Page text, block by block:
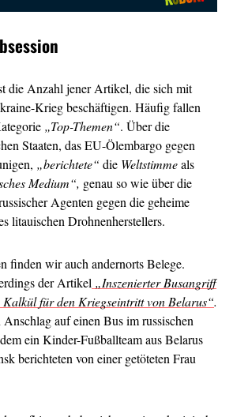
die Anzahl jener Artikel, die sich mit
Krieg beschäftigen. Häufig fallen
„Top-Themen“. Über die
Staaten, das EU-Ölembargo gegen
„berichtete“ die Weltstimmeals
Medium“, genau so wie über die
Agenten gegen die geheime
litauischen Drohnenherstellers.
finden wir auch andernorts Belege.
der Artikel „Inszenierter Busangriff
für den Kriegseintritt von Belarus“.
auf einen Bus im russischen
ein Kinder-Fußballteam aus Belarus
berichteten von einer getöteten Frau